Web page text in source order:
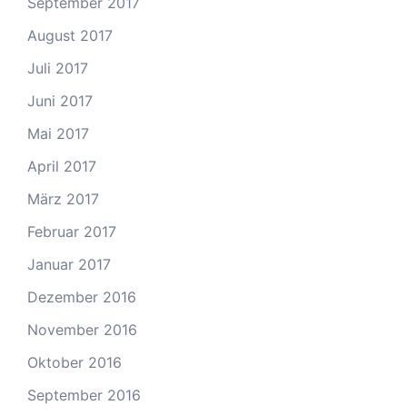
August 2017
Juli 2017
Juni 2017
Mai 2017
April 2017
März 2017
Februar 2017
Januar 2017
Dezember 2016
November 2016
Oktober 2016
September 2016